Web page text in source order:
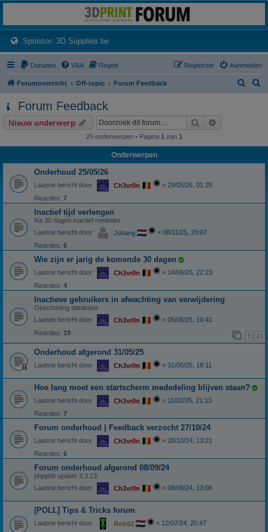
Het 3D print forum van de Benelux na de sluiting van 3dprintforum.nl
Sponsor: 3D Supplies.be(Opens a new tab)
Donaties V&A Regels Aanmelden
Registreer
Forumoverzicht Off-topic Forum Feedback
Forum Feedback
Nieuw onderwerp Zoek
25 onderwerpen • Pagina 1 van 1
Onderwerpen
Onderhoud 25/05/26
Laatste bericht door Ch3vr0n « 29/05/26, 01:28
Reacties: 7
Inactief tijd verlengen
Na 30 dagen inactief reminder.
Laatste bericht door
Johang « 08/11/25, 20:07
Reacties: 6
Wie zijn er jarig de komende 30 dagen
Laatste bericht door Ch3vr0n « 14/06/25, 22:23
Reacties: 4
Inactieve gebruikers in afwachting van verwijdering
Opschoning database
Laatste bericht door
Ch3vr0n « 05/06/25, 10:41
Reacties: 19 1 2
Onderhoud afgerond 31/05/25
Laatste bericht door Ch3vr0n « 31/05/25, 18:11
Hoe lang moet een startscherm mededeling blijven staan?
Laatste bericht door Ch3vr0n « 11/02/25, 21:13
Reacties: 7
Forum onderhoud | Feedback verzocht 27/10/24
Laatste bericht door Ch3vr0n « 28/10/24, 13:21
Reacties: 6
Forum onderhoud afgerond 08/09/24
phppbb update 3.3.13
Laatste bericht door
Ch3vr0n « 08/09/24, 13:06
[POLL] Tips & Tricks forum
Laatste bericht door Rob52 « 12/07/24, 20:47